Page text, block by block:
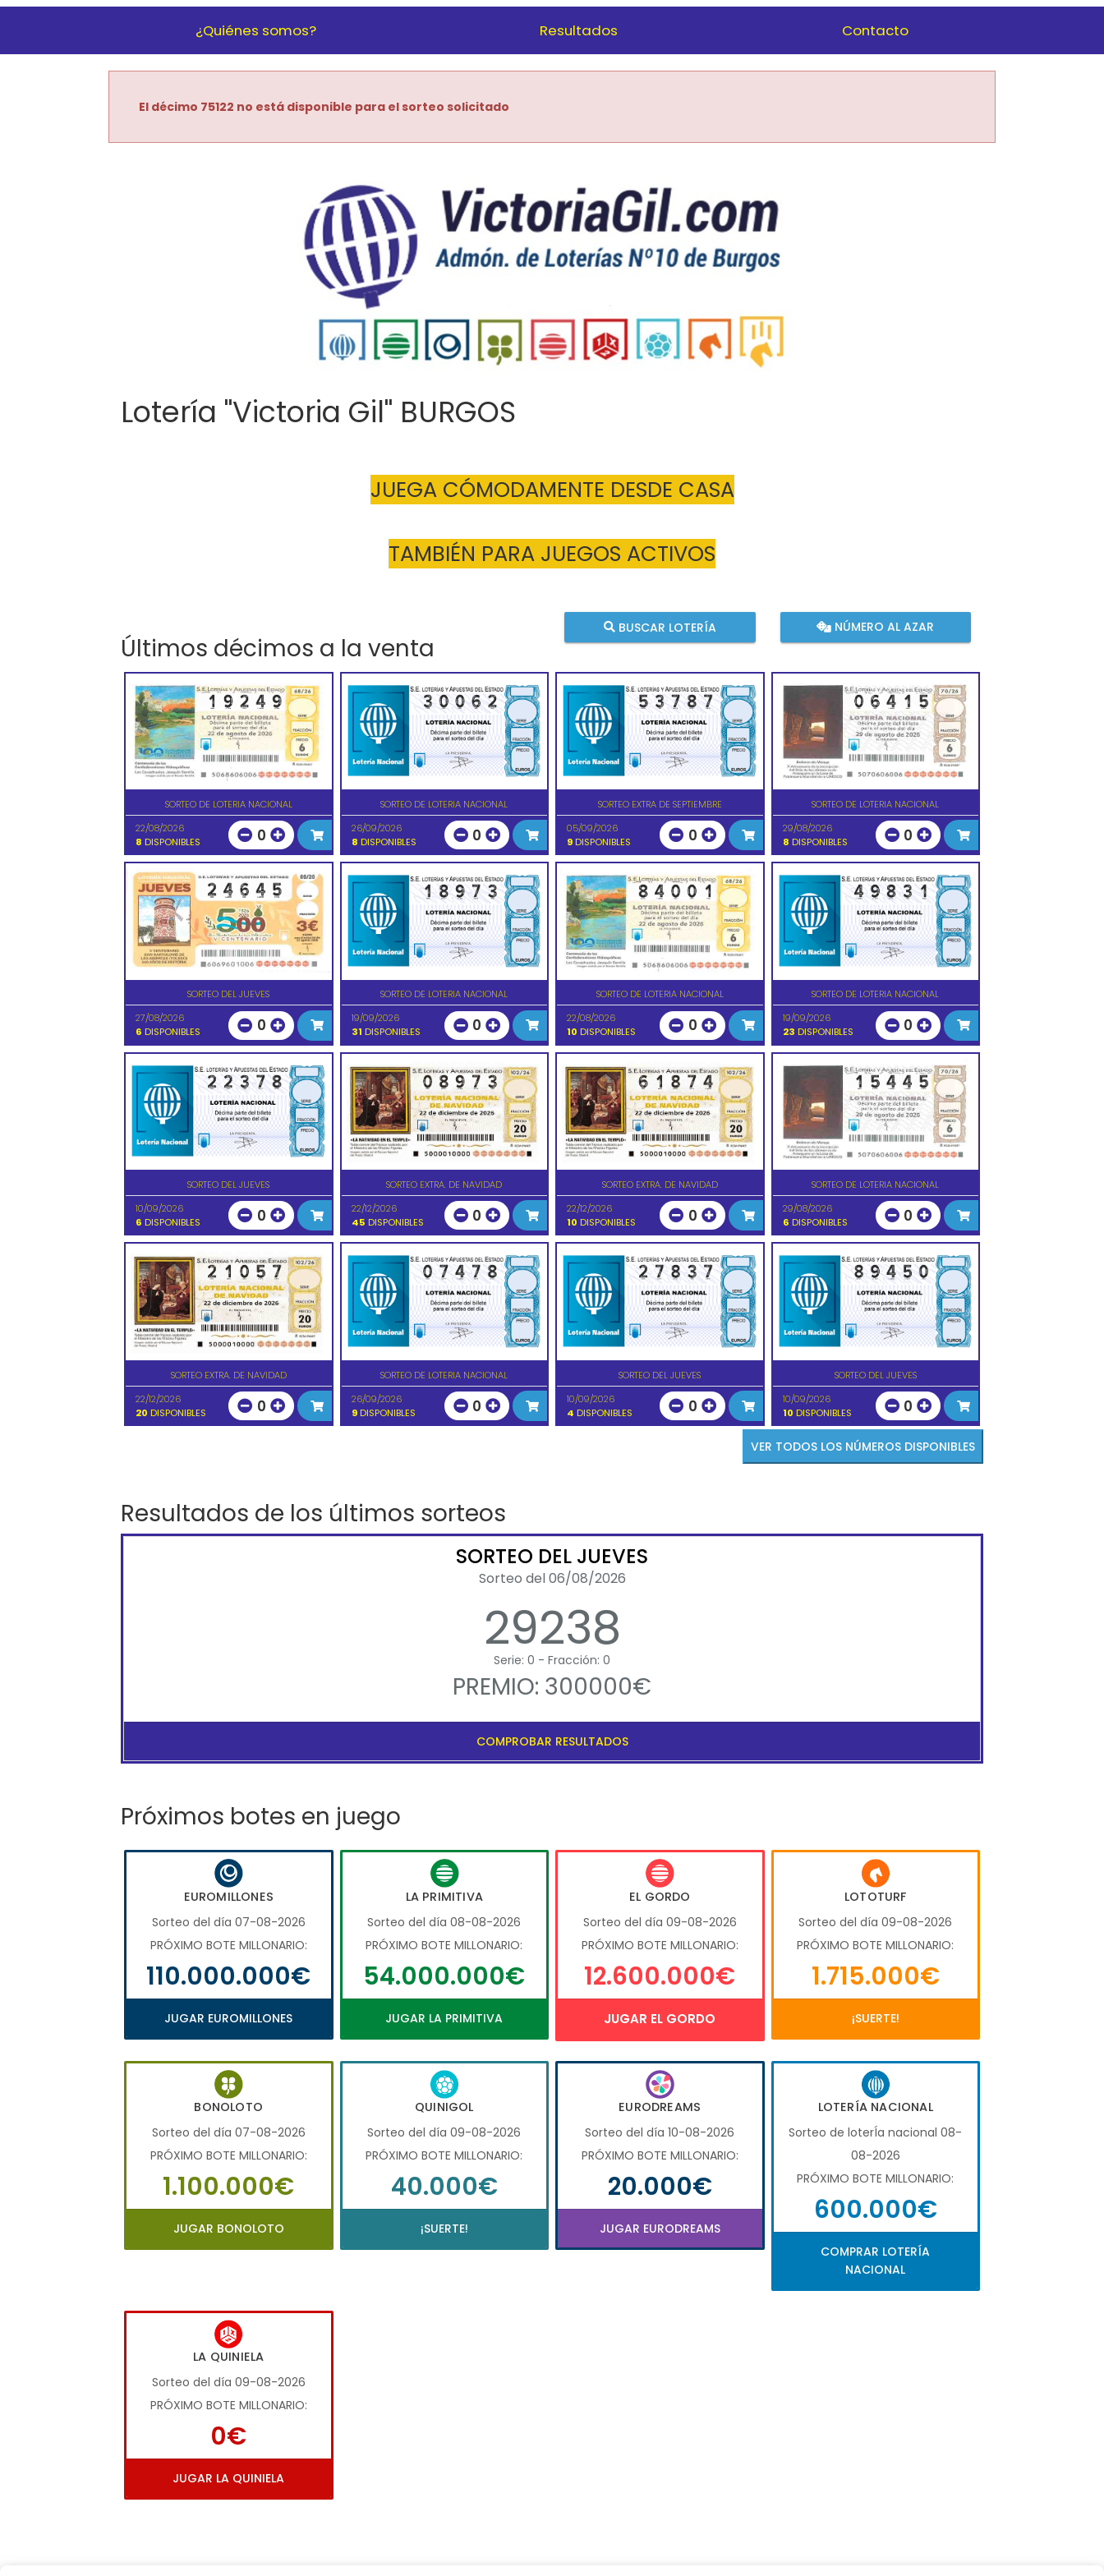
¿Quiénes somos? Resultados Contacto
El décimo 75122 no está disponible para el sorteo solicitado
Lotería "Victoria Gil" BURGOS
JUEGA CÓMODAMENTE DESDE CASA
TAMBIÉN PARA JUEGOS ACTIVOS
Últimos décimos a la venta
BUSCAR LOTERÍA NÚMERO AL AZAR
SORTEO DE LOTERIA NACIONAL
22/08/2026
8 DISPONIBLES 0
SORTEO DE LOTERIA NACIONAL
26/09/2026
8 DISPONIBLES 0
SORTEO EXTRA DE SEPTIEMBRE
05/09/2026
9 DISPONIBLES 0
SORTEO DE LOTERIA NACIONAL
29/08/2026
8 DISPONIBLES 0
SORTEO DEL JUEVES
27/08/2026
6 DISPONIBLES 0
SORTEO DE LOTERIA NACIONAL
19/09/2026
31 DISPONIBLES 0
SORTEO DE LOTERIA NACIONAL
22/08/2026
10 DISPONIBLES 0
SORTEO DE LOTERIA NACIONAL
19/09/2026
23 DISPONIBLES 0
SORTEO DEL JUEVES
10/09/2026
6 DISPONIBLES 0
SORTEO EXTRA. DE NAVIDAD
22/12/2026
45 DISPONIBLES 0
SORTEO EXTRA. DE NAVIDAD
22/12/2026
10 DISPONIBLES 0
SORTEO DE LOTERIA NACIONAL
29/08/2026
6 DISPONIBLES 0
SORTEO EXTRA. DE NAVIDAD
22/12/2026
20 DISPONIBLES 0
SORTEO DE LOTERIA NACIONAL
26/09/2026
9DISPONIBLES 0
SORTEO DEL JUEVES
10/09/2026
4 DISPONIBLES 0
SORTEO DEL JUEVES
10/09/2026
10 DISPONIBLES 0
VER TODOS LOS NÚMEROS DISPONIBLES
Resultados de los últimos sorteos
SORTEO DEL JUEVES
Sorteo del 06/08/2026
29238
Serie: 0 - Fracción: 0
PREMIO: 300000€
COMPROBAR RESULTADOS
Próximos botes en juego
EUROMILLONES
Sorteo del día 07-08-2026
PRÓXIMO BOTE MILLONARIO:
110.000.000€
JUGAR EUROMILLONES
LA PRIMITIVA
Sorteo del día 08-08-2026
PRÓXIMO BOTE MILLONARIO:
54.000.000€
JUGAR LA PRIMITIVA
EL GORDO
Sorteo del día 09-08-2026
PRÓXIMO BOTE MILLONARIO:
12.600.000€
JUGAR EL GORDO
LOTOTURF
Sorteo del día 09-08-2026
PRÓXIMO BOTE MILLONARIO:
1.715.000€
¡SUERTE!
BONOLOTO
Sorteo del día 07-08-2026
PRÓXIMO BOTE MILLONARIO:
1.100.000€
JUGAR BONOLOTO
QUINIGOL
Sorteo del día 09-08-2026
PRÓXIMO BOTE MILLONARIO:
40.000€
¡SUERTE!
EURODREAMS
Sorteo del día 10-08-2026
PRÓXIMO BOTE MILLONARIO:
20.000€
JUGAR EURODREAMS
LOTERÍA NACIONAL
Sorteo de loterÍa nacional 08-
08-2026
PRÓXIMO BOTE MILLONARIO:
600.000€
COMPRAR LOTERÍA
NACIONAL
LA QUINIELA
Sorteo del día 09-08-2026
PRÓXIMO BOTE MILLONARIO:
0€
JUGAR LA QUINIELA